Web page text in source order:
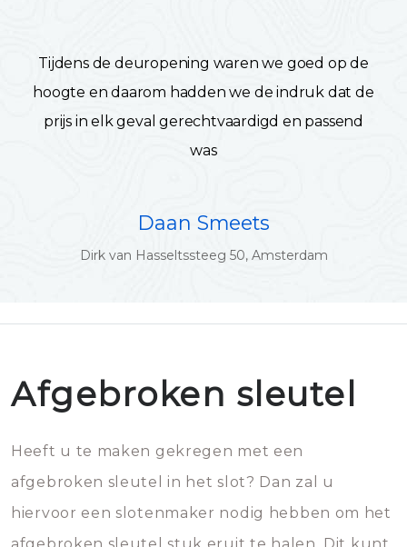
Tijdens de deuropening waren we goed op de
hoogte en daarom hadden we de indruk dat de
prijs in elk geval gerechtvaardigd en passend
was
Daan Smeets
Dirk van Hasseltssteeg 50, Amsterdam
Afgebroken sleutel
Heeft u te maken gekregen met een
afgebroken sleutel in het slot? Dan zal u
hiervoor een slotenmaker nodig hebben om het